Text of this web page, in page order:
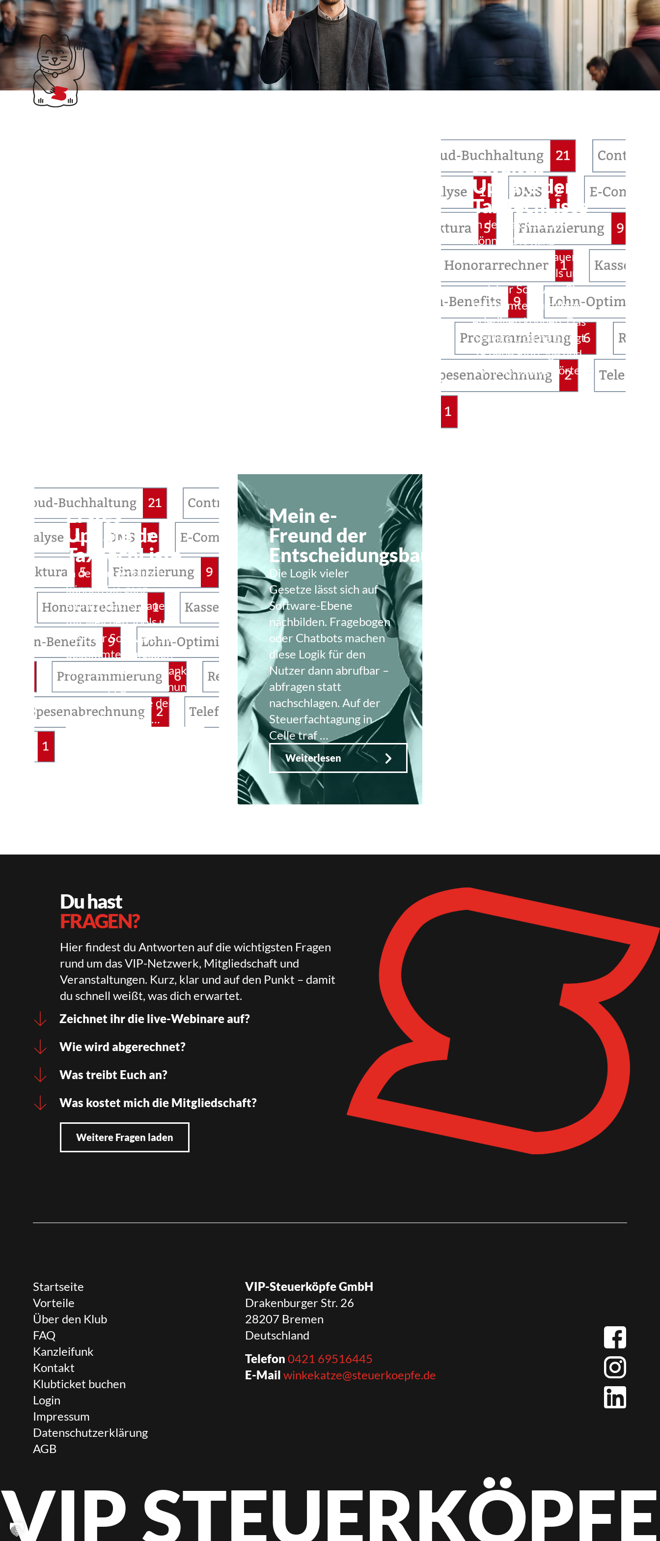
Suchergebnisse für: Signavio
Zweites
Update der
TaxTechListe
In der TaxTechListe
können Sie ganz
einfach nachschauen,
mit welchen Tools und
welcher Software Sie
bestimmte Aufgaben
erledigen können. Das
heutige Update bringt
59 neue Einträge und
14 neue Schlagwörter.
Erstes
Update der
TaxTechListe
In der TaxTechListe
können Sie ganz
einfach nachschauen,
mit welchen Tools und
welcher Software Sie
bestimmte Aufgaben
erledigen können. Dank
vieler Tippgeber ist nun
das erste Update der
TaxTechListe da: …
Mein e-
Freund der
Entscheidungsbaum
Die Logik vieler
Gesetze lässt sich auf
Software-Ebene
nachbilden. Fragebogen
oder Chatbots machen
diese Logik für den
Nutzer dann abrufbar –
abfragen statt
nachschlagen. Auf der
Steuerfachtagung in
Celle traf …
Weiterlesen
Du hast
FRAGEN?
Hier findest du Antworten auf die wichtigsten Fragen
rund um das VIP-Netzwerk, Mitgliedschaft und
Veranstaltungen. Kurz, klar und auf den Punkt – damit
du schnell weißt, was dich erwartet.
Zeichnet ihr die live-Webinare auf?
Wie wird abgerechnet?
Was treibt Euch an?
Was kostet mich die Mitgliedschaft?
Weitere Fragen laden
Startseite
Vorteile
Über den Klub
FAQ
Kanzleifunk
Kontakt
Klubticket buchen
Login
Impressum
Datenschutzerklärung
AGB
VIP-Steuerköpfe GmbH
Drakenburger Str. 26
28207 Bremen
Deutschland
Telefon 0421 69516445
E-Mail winkekatze@steuerkoepfe.de
VIP STEUERKÖPFE